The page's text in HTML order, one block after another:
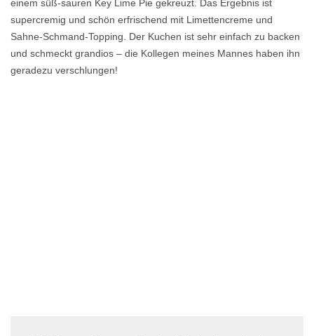
einem süß-sauren Key Lime Pie gekreuzt. Das Ergebnis ist
supercremig und schön erfrischend mit Limettencreme und
Sahne-Schmand-Topping. Der Kuchen ist sehr einfach zu backen
und schmeckt grandios – die Kollegen meines Mannes haben ihn
geradezu verschlungen!